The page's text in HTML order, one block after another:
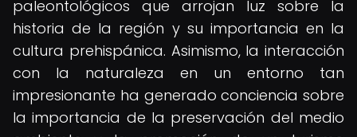
paleontológicos que arrojan luz sobre la
historia de la región y su importancia en la
cultura prehispánica. Asimismo, la interacción
con la naturaleza en un entorno tan
impresionante ha generado conciencia sobre
la importancia de la preservación del medio